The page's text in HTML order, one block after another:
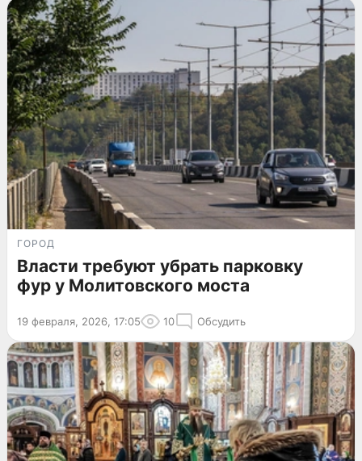
ГОРОД
Власти требуют убрать парковку
фур у Молитовского моста
19 февраля, 2026, 17:05 10 Обсудить